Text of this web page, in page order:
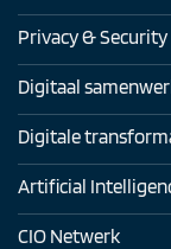
Privacy & Security
Digitaal
Digitale
Artificial
CIO Netwerk